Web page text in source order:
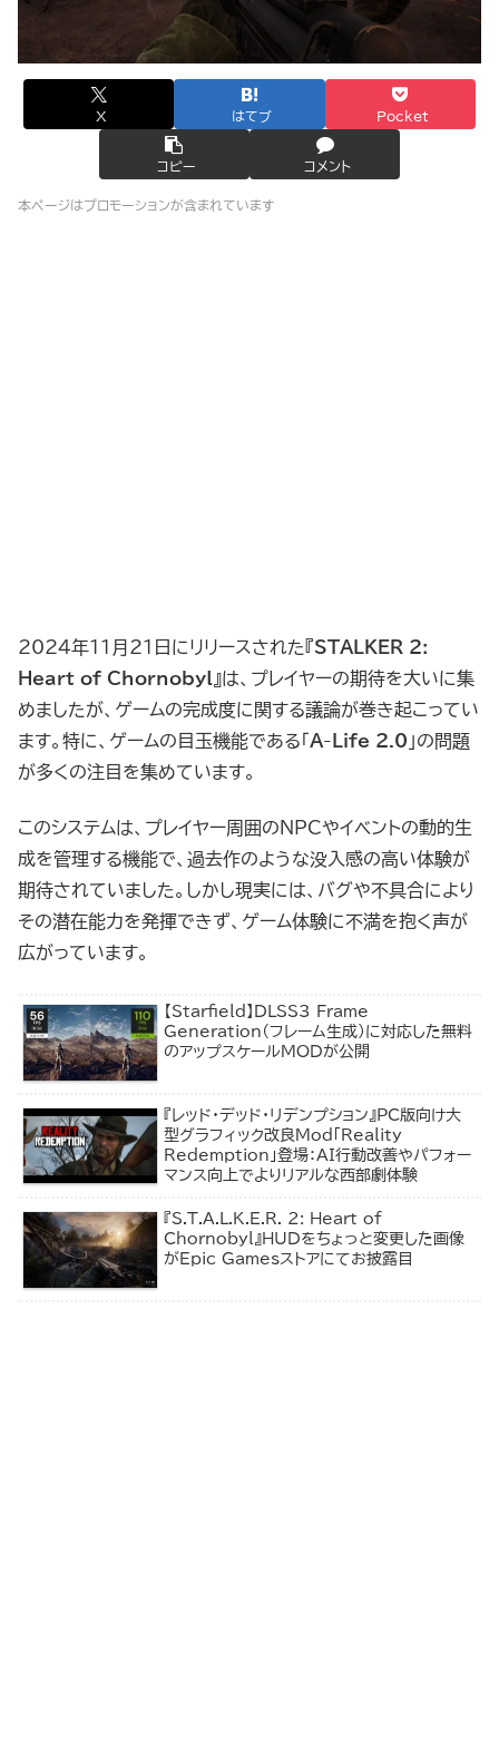
X はてブ Pocket
コピー コメント
本ページはプロモーションが含まれています
2024年11月21日にリリースされた『STALKER 2:
Heart of Chornobyl
』は、プレイヤーの期待を大いに集
めましたが、ゲームの完成度に関する議論が巻き起こってい
ます。特に、ゲームの目玉機能である「 A-Life 2.0 」の問題
が多くの注目を集めています。
このシステムは、プレイヤー周囲のNPCやイベントの動的生
成を管理する機能で、過去作のような没入感の高い体験が
期待されていました。しかし現実には、バグや不具合により
その潜在能力を発揮できず、ゲーム体験に不満を抱く声が
広がっています。
【Starfield】DLSS3 Frame
Generation（フレーム生成）に対応した無料
のアップスケールMODが公開
『レッド・デッド・リデンプション』PC版向け大
型グラフィック改良Mod「Reality
Redemption」登場：AI行動改善やパフォー
マンス向上でよりリアルな西部劇体験
『S.T.A.L.K.E.R. 2: Heart of
Chornobyl』HUDをちょっと変更した画像
がEpic Gamesストアにてお披露目